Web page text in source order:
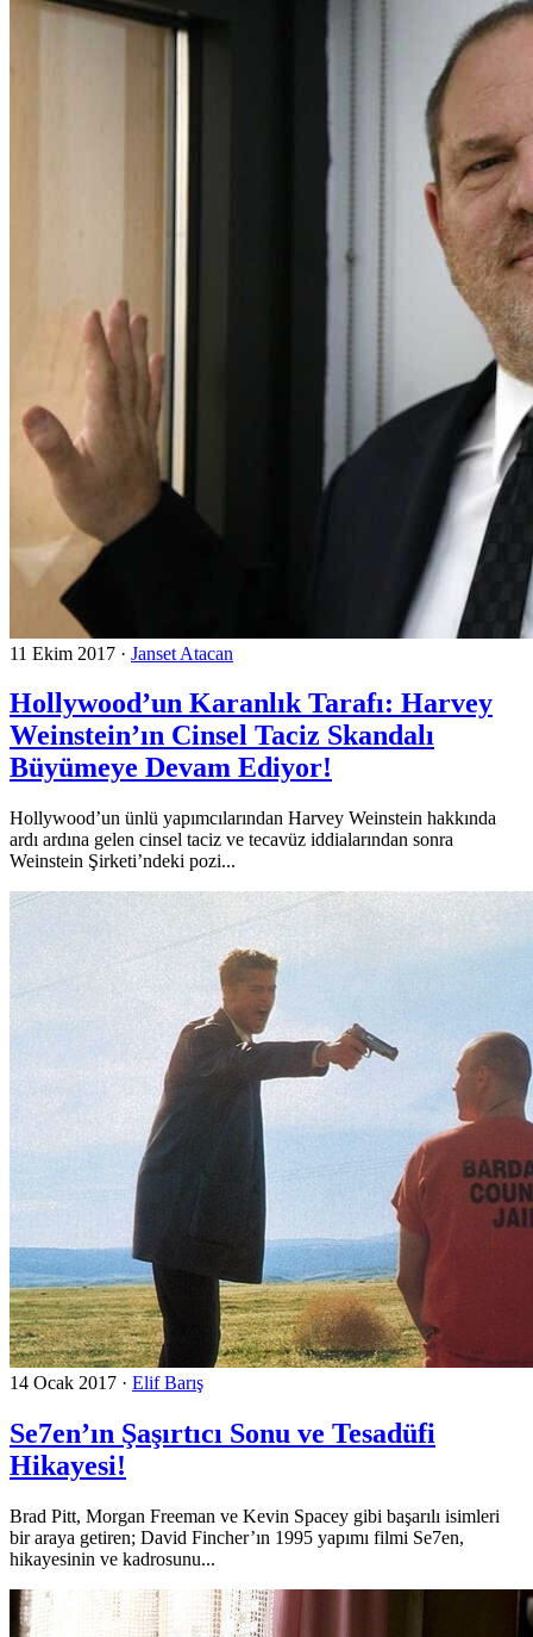
11 Ekim 2017 · Janset Atacan
Hollywood’un Karanlık Tarafı: Harvey
Weinstein’ın Cinsel Taciz Skandalı
Büyümeye Devam Ediyor!
Hollywood’un ünlü yapımcılarından Harvey Weinstein hakkında
ardı ardına gelen cinsel taciz ve tecavüz iddialarından sonra
Weinstein Şirketi’ndeki pozi...
14 Ocak 2017 · Elif Barış
Se7en’ın Şaşırtıcı Sonu ve Tesadüfi
Hikayesi!
Brad Pitt, Morgan Freeman ve Kevin Spacey gibi başarılı isimleri
bir araya getiren; David Fincher’ın 1995 yapımı filmi Se7en,
hikayesinin ve kadrosunu...